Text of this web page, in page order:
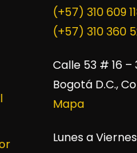
(+57) 310 609
​(+57) 310 360
Calle 53 # 16 –
Bogotá D.C.,
Mapa
Lunes a